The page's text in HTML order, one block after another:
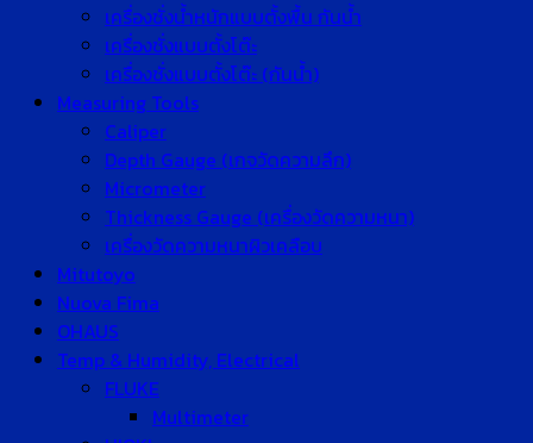
เครื่องชั่งน้ำหนักแบบตั้งพื้น กันน้ำ
เครื่องชั่งแบบตั้งโต๊ะ
เครื่องชั่งแบบตั้งโต๊ะ (กันน้ำ)
Measuring Tools
Caliper
Depth Gauge (เกจวัดความลึก)
Micrometer
Thickness Gauge (เครื่องวัดความหนา)
เครื่องวัดความหนาผิวเคลือบ
Mitutoyo
Nuova Fima
OHAUS
Temp & Humidity, Electrical
FLUKE
Multimeter